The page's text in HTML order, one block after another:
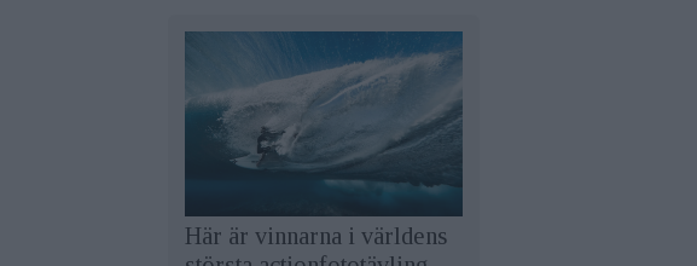
Här är vinnarna i världens